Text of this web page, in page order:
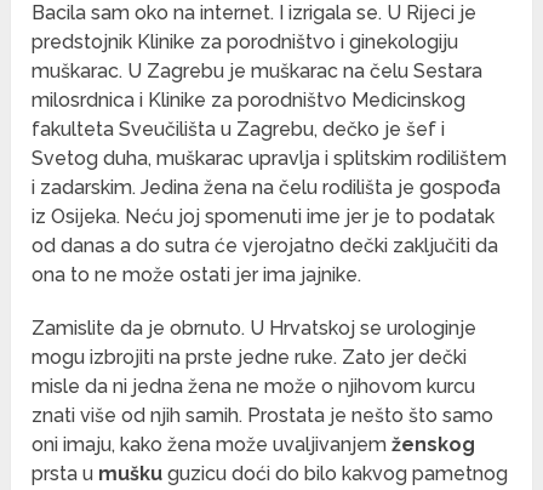
Bacila sam oko na internet. I izrigala se. U Rijeci je
predstojnik Klinike za porodništvo i ginekologiju
muškarac. U Zagrebu je muškarac na čelu Sestara
milosrdnica i Klinike za porodništvo Medicinskog
fakulteta Sveučilišta u Zagrebu, dečko je šef i
Svetog duha, muškarac upravlja i splitskim rodilištem
i zadarskim. Jedina žena na čelu rodilišta je gospođa
iz Osijeka. Neću joj spomenuti ime jer je to podatak
od danas a do sutra će vjerojatno dečki zaključiti da
ona to ne može ostati jer ima jajnike.
Zamislite da je obrnuto. U Hrvatskoj se urologinje
mogu izbrojiti na prste jedne ruke. Zato jer dečki
misle da ni jedna žena ne može o njihovom kurcu
znati više od njih samih. Prostata je nešto što samo
oni imaju, kako žena može uvaljivanjemženskog
prsta u mušku guzicu doći do bilo kakvog pametnog